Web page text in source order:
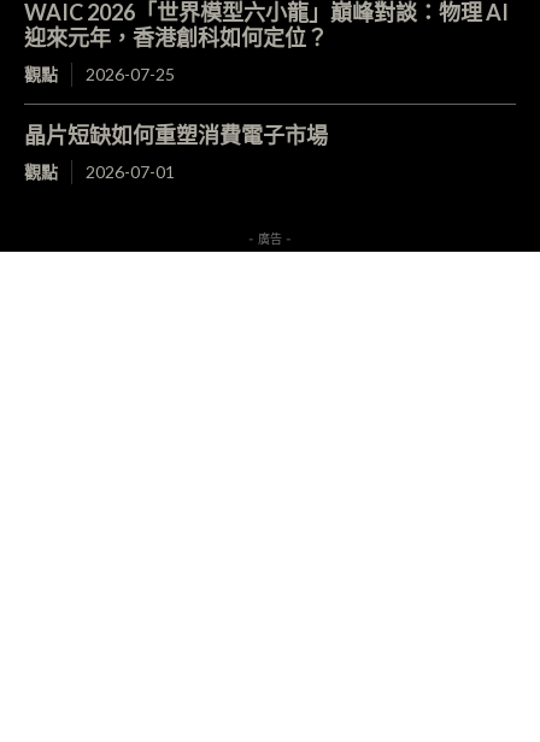
WAIC 2026「世界模型六小龍」巔峰對談：物理 AI
迎來元年，香港創科如何定位？
觀點 2026-07-25
晶片短缺如何重塑消費電子市場
觀點 2026-07-01
- 廣告 -